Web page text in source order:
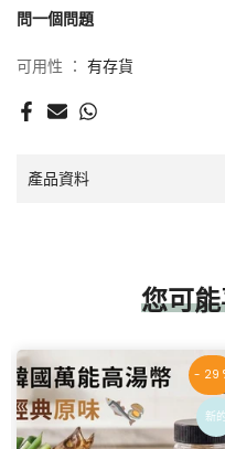
其他產品資料
請存放於陰涼乾爽處
數量：
製造商：
問一個問題
可用性 ： 有存貨
產品資料
您可
- 29
新的